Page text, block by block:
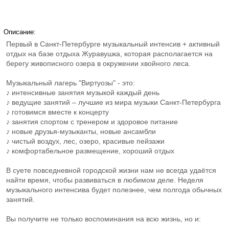
Описание:
Первый в Санкт-Петербурге музыкальный интенсив + активный
отдых на базе отдыха Журавушка, которая располагается на
берегу живописного озера в окружении хвойного леса.
Музыкальный лагерь "Виртуозы" - это:
♪ интенсивные занятия музыкой каждый день
♪ ведущие занятий – лучшие из мира музыки Санкт-Петербурга
♪ готовимся вместе к концерту
♪ занятия спортом с тренером и здоровое питание
♪ новые друзья-музыканты, новые ансамбли
♪ чистый воздух, лес, озеро, красивые пейзажи
♪ комфортабельное размещение, хороший отдых
В суете повседневной городской жизни нам не всегда удаётся
найти время, чтобы развиваться в любимом деле. Неделя
музыкального интенсива будет полезнее, чем полгода обычных
занятий.
Вы получите не только воспоминания на всю жизнь, но и: